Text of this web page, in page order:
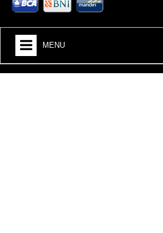
MENU